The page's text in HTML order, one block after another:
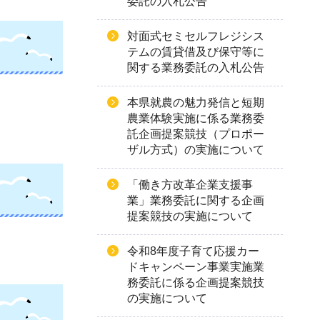
対面式セミセルフレジシス
テムの賃貸借及び保守等に
関する業務委託の入札公告
本県就農の魅力発信と短期
農業体験実施に係る業務委
託企画提案競技（プロポー
ザル方式）の実施について
「働き方改革企業支援事
業」業務委託に関する企画
提案競技の実施について
令和8年度子育て応援カー
ドキャンペーン事業実施業
務委託に係る企画提案競技
の実施について